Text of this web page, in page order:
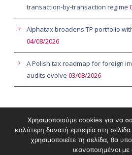
transaction-by-transaction regime
Alphatax broadens TP portfolio
04/08/2026
A Polish tax roadmap for foreign
audits evolve 03/08/2026
ΝΈΑ ΑΠΌ EUROPEAN
Χρησιμοποιούμε cookies για να
καλύτερη δυνατή εμπειρία στη
χρησιμοποιείτε τη σελίδα, θα
ικανοποιημένοι με